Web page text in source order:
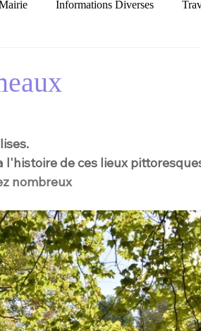
Informations Diverses
l'histoire de ces lieux
nombreux